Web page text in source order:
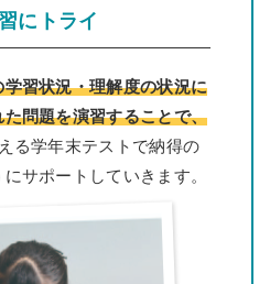
にトライ
習状況・理解度の状況に
問題を演習することで、
る学年末テストで納得の
サポートしていきます。